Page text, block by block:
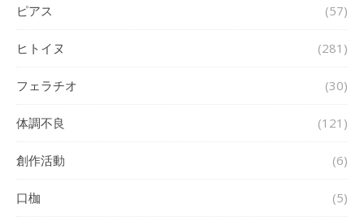
ピアス (57)
ヒトイヌ (281)
フェラチオ (30)
体調不良 (121)
創作活動 (6)
口枷 (5)